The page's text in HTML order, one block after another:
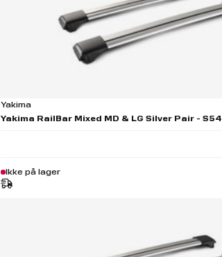
Yakima
Yakima RailBar Mixed MD & LG Silver Pair - S54
Ikke på lager